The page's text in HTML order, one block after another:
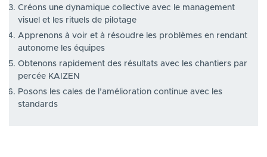
Créons une dynamique collective avec le management
visuel et les rituels de pilotage
Apprenons à voir et à résoudre les problèmes en rendant
autonome les équipes
Obtenons rapidement des résultats avec les chantiers par
percée KAIZEN
Posons les cales de l’amélioration continue avec les
standards